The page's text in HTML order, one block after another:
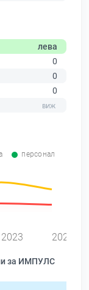
лева
0
0
0
персонал
2023 2024
за ИМПУЛС